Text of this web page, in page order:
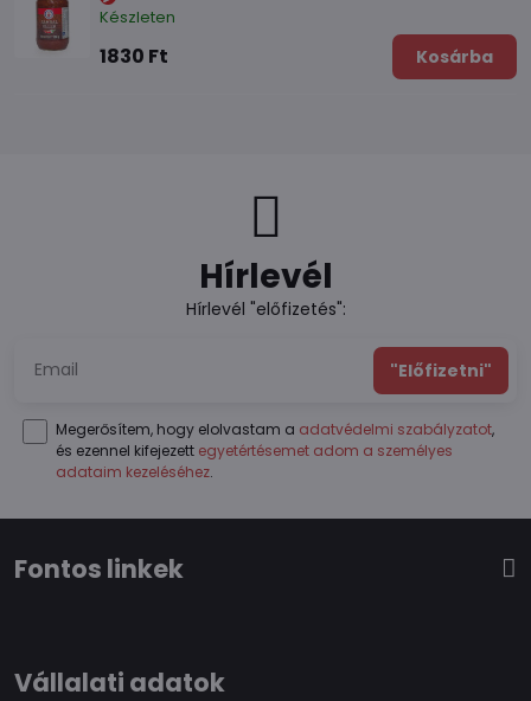
Készleten
1830 Ft Kosárba
Hírlevél
Hírlevél "előfizetés":
"Előfizetni"
Megerősítem, hogy elolvastam a adatvédelmi szabályzatot,
és ezennel kifejezett egyetértésemet adom a személyes
adataim kezeléséhez.
Fontos linkek
Vállalati adatok